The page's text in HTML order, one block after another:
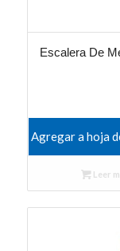
Escalera De
Agregar a hoja
Leer